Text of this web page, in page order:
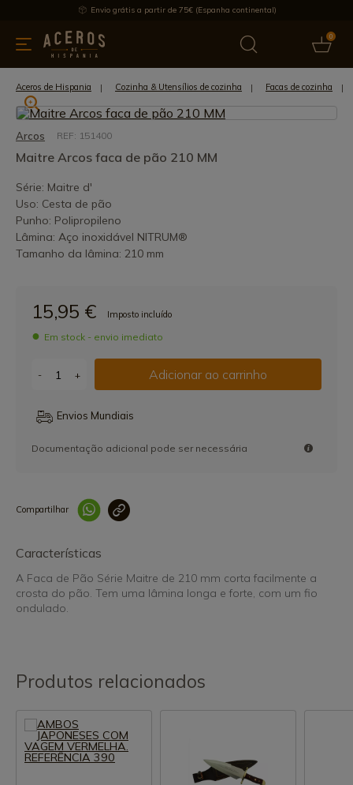
Envio grátis a partir de 75€ (Espanha continental)
0
& Utensílios de cozinha Oferece Últimas notícias
Aceros de Hispania Cozinha & Utensílios de cozinha Facas de cozinha
Arcos REF: 151400
Maitre Arcos faca de pão 210 MM
Série: Maitre d'
Uso: Cesta de pão
Punho: Polipropileno
Lâmina: Aço inoxidável NITRUM®
Tamanho da lâmina: 210 mm
15,95 € Imposto incluído
Em stock - envio imediato
- + Adicionar ao carrinho
Envios Mundiais
Documentação adicional pode ser necessária
Compartilhar
Características
A Faca de Pão Série Maitre de 210 mm corta facilmente a
crosta do pão. Tem uma lâmina longa e forte, com um fio
ondulado.
Produtos relacionados